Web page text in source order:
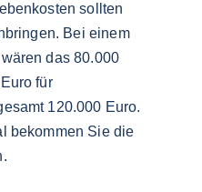
sollten
Bei einem
das 80.000
für
120.000 Euro.
bekommen Sie die